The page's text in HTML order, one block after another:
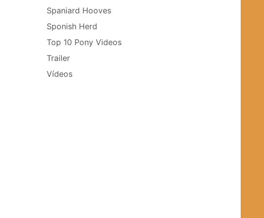
Spaniard Hooves
Sponish Herd
Top 10 Pony Videos
Trailer
Vídeos